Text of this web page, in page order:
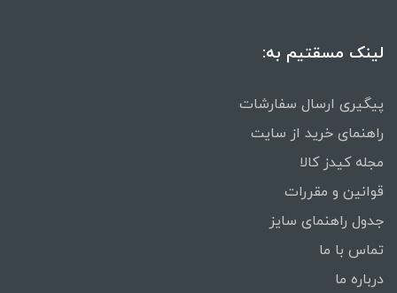
لینک مسقتیم به:
پیگیری ارسال سفارشات
راهنمای خرید از سایت
مجله کیدز کالا
قوانین و مقررات
جدول راهنمای سایز
تماس با ما
درباره ما